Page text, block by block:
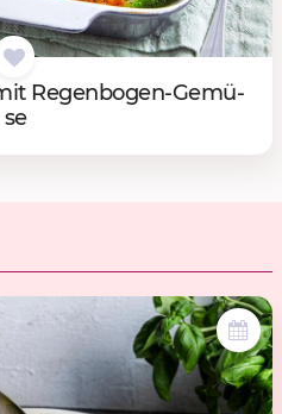
Re­gen­bo­gen-Ge­mü­
se